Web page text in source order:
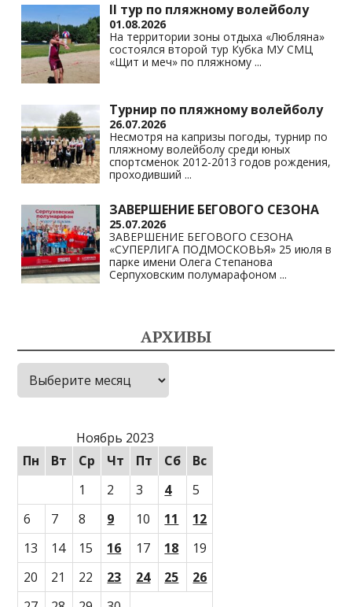
II тур по пляжному волейболу
01.08.2026
На территории зоны отдыха «Любляна»
состоялся второй тур Кубка МУ СМЦ
«Щит и меч» по пляжному ...
Турнир по пляжному волейболу
26.07.2026
Несмотря на капризы погоды, турнир по
пляжному волейболу среди юных
спортсменок 2012-2013 годов рождения,
проходивший ...
ЗАВЕРШЕНИЕ БЕГОВОГО СЕЗОНА
25.07.2026
ЗАВЕРШЕНИЕ БЕГОВОГО СЕЗОНА
«СУПЕРЛИГА ПОДМОСКОВЬЯ» 25 июля в
парке имени Олега Степанова
Серпуховским полумарафоном ...
АРХИВЫ
Архивы
Ноябрь 2023
Пн
Вт Ср Чт Пт Сб
Вс
1
2 3 4
5
6
7 8 9 10 11
12
13
14 15 16 17 18
19
20
21 22 23 24 25
26